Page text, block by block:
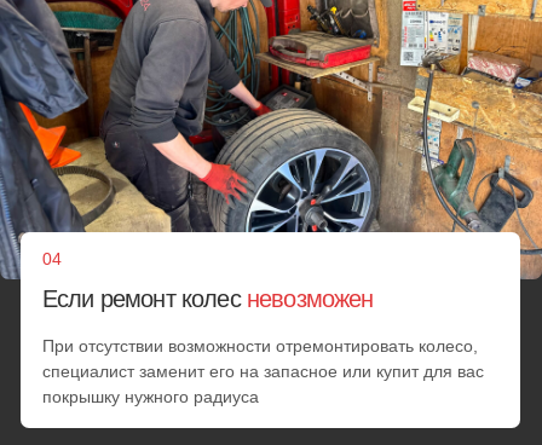
от 25 минут от 3000 руб.
Позвонить
Минимальный заказ
Минимальная стоимость любых работ при заказе. При
переходе стоимости услуг за 2500₽ цена идет из
расчета по прейскуранту
от 25 минут от 3000 руб.
Выезд за МКАД
В пределах МКАД + километраж за МКАД.
от 25 минут
Смена шин